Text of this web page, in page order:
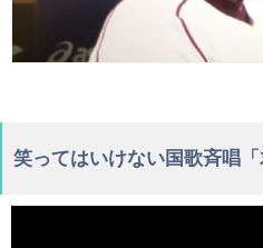
笑ってはいけない国歌斉唱「